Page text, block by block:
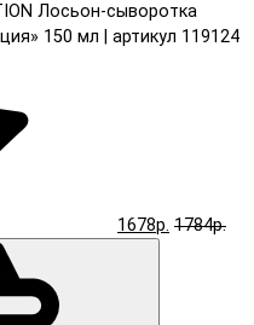
Лосьон-сыворотка
150 мл | артикул 119124
1678р. 1784р.